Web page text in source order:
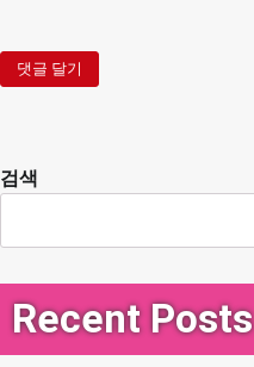
검색
Recent Posts